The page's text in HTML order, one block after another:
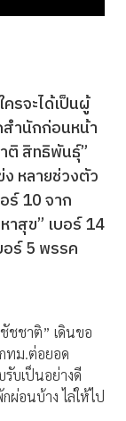
รจะได้เป็นผู้
สำนักก่อนหน้า
ติ สิทธิพันธุ์”
ง หลายช่วงตัว
ร์ 10 จาก
าสุข” เบอร์ 14
ร์ 5 พรรค
ชชาติ” เดินขอ
ทม.ต่อยอด
รับเป็นอย่างดี
ผ่อนบ้าง ไล่ให้ไป